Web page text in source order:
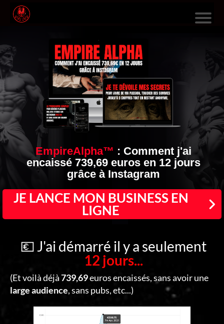
F
O
R
M
S
EmpireAlpha™ : Comment j'ai
encaissé 739,69 euros en 12 jours
grâce à Instagram
JE LANCE MON BUSINESS EN
LIGNE
💶 J'ai démarré il y a seulement
12 jours...
(Et voilà déjà739,69euros encaissés, sans avoir une
large audience, sans pubs, etc...)